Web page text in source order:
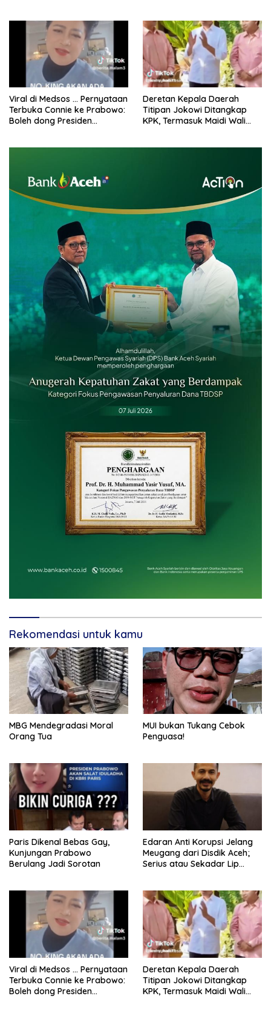
Viral di Medsos … Pernyataan
Terbuka Connie ke Prabowo:
Boleh dong Presiden
Deretan Kepala Daerah
Titipan Jokowi Ditangkap
KPK, Termasuk Maidi Wali
Rekomendasi untuk kamu
MBG Mendegradasi Moral
Orang Tua
MUI bukan Tukang Cebok
Penguasa!
Paris Dikenal Bebas Gay,
Kunjungan Prabowo
Berulang Jadi Sorotan
Edaran Anti Korupsi Jelang
Meugang dari Disdik Aceh;
Serius atau Sekadar Lip
Viral di Medsos … Pernyataan
Terbuka Connie ke Prabowo:
Boleh dong Presiden
Deretan Kepala Daerah
Titipan Jokowi Ditangkap
KPK, Termasuk Maidi Wali